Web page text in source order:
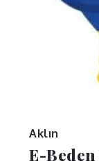
Aklın
E-